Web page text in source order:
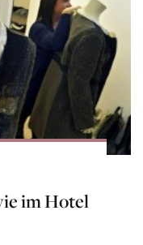
im Hotel